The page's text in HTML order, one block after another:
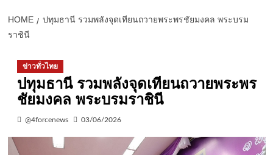
HOME
ปทุมธานี รวมพลังจุดเทียนถวายพระพรชัยมงคล พระบรม
ราชินี
ข่าวทั่วไทย
ปทุมธานี รวมพลังจุดเทียนถวายพระพร
ชัยมงคล พระบรมราชินี
@4forcenews 03/06/2026